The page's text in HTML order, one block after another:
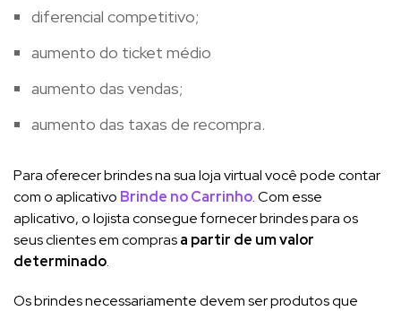
diferencial competitivo;
aumento do ticket médio
aumento das vendas;
aumento das taxas de recompra.
Para oferecer brindes na sua loja virtual você pode contar
com o aplicativo Brinde no Carrinho. Com esse
aplicativo, o lojista consegue fornecer brindes para os
seus clientes em comprasa partir de um valor
determinado.
Os brindes necessariamente devem ser produtos que